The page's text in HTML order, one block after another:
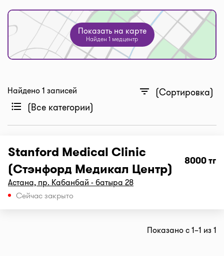
Показать на карте
Найден 1 медцентр
Найдено 1 записей filter_list (Сортировка)
format_list_bulleted (Все категории)
Stanford Medical Clinic
(Стэнфорд Медикал Центр)
8000 тг
Астана, пр. Кабанбай - батыра 28
Сейчас закрыто
Показано с 1–1 из 1